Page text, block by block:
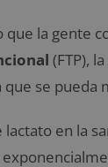
que la gente
(FTP),
se pueda
en la